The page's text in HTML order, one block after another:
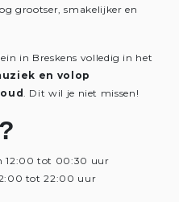
grootser, smakelijker en
in Breskens volledig in het
en volop
. Dit wil je niet missen!
12:00 tot 00:30 uur
tot 22:00 uur